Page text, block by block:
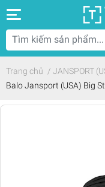
Trang chủ / JANSPORT
Balo Jansport (USA) Big